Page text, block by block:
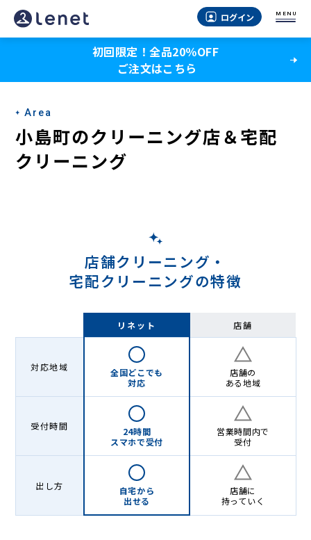
小
島
の
宅
配
ク
Lenet〈リ
ログイン MENU
初回限定！全品20％OFF
ご注文はこちら
Area
小島町のクリーニング店＆宅配
クリーニング
店舗クリーニング・
宅配クリーニングの特徴
リネット 店舗
対応地域
全国どこでも
対応
店舗の
ある地域
受付時間
24時間
スマホで受付
営業時間内で
受付
出し方
自宅から
出せる
店舗に
持っていく